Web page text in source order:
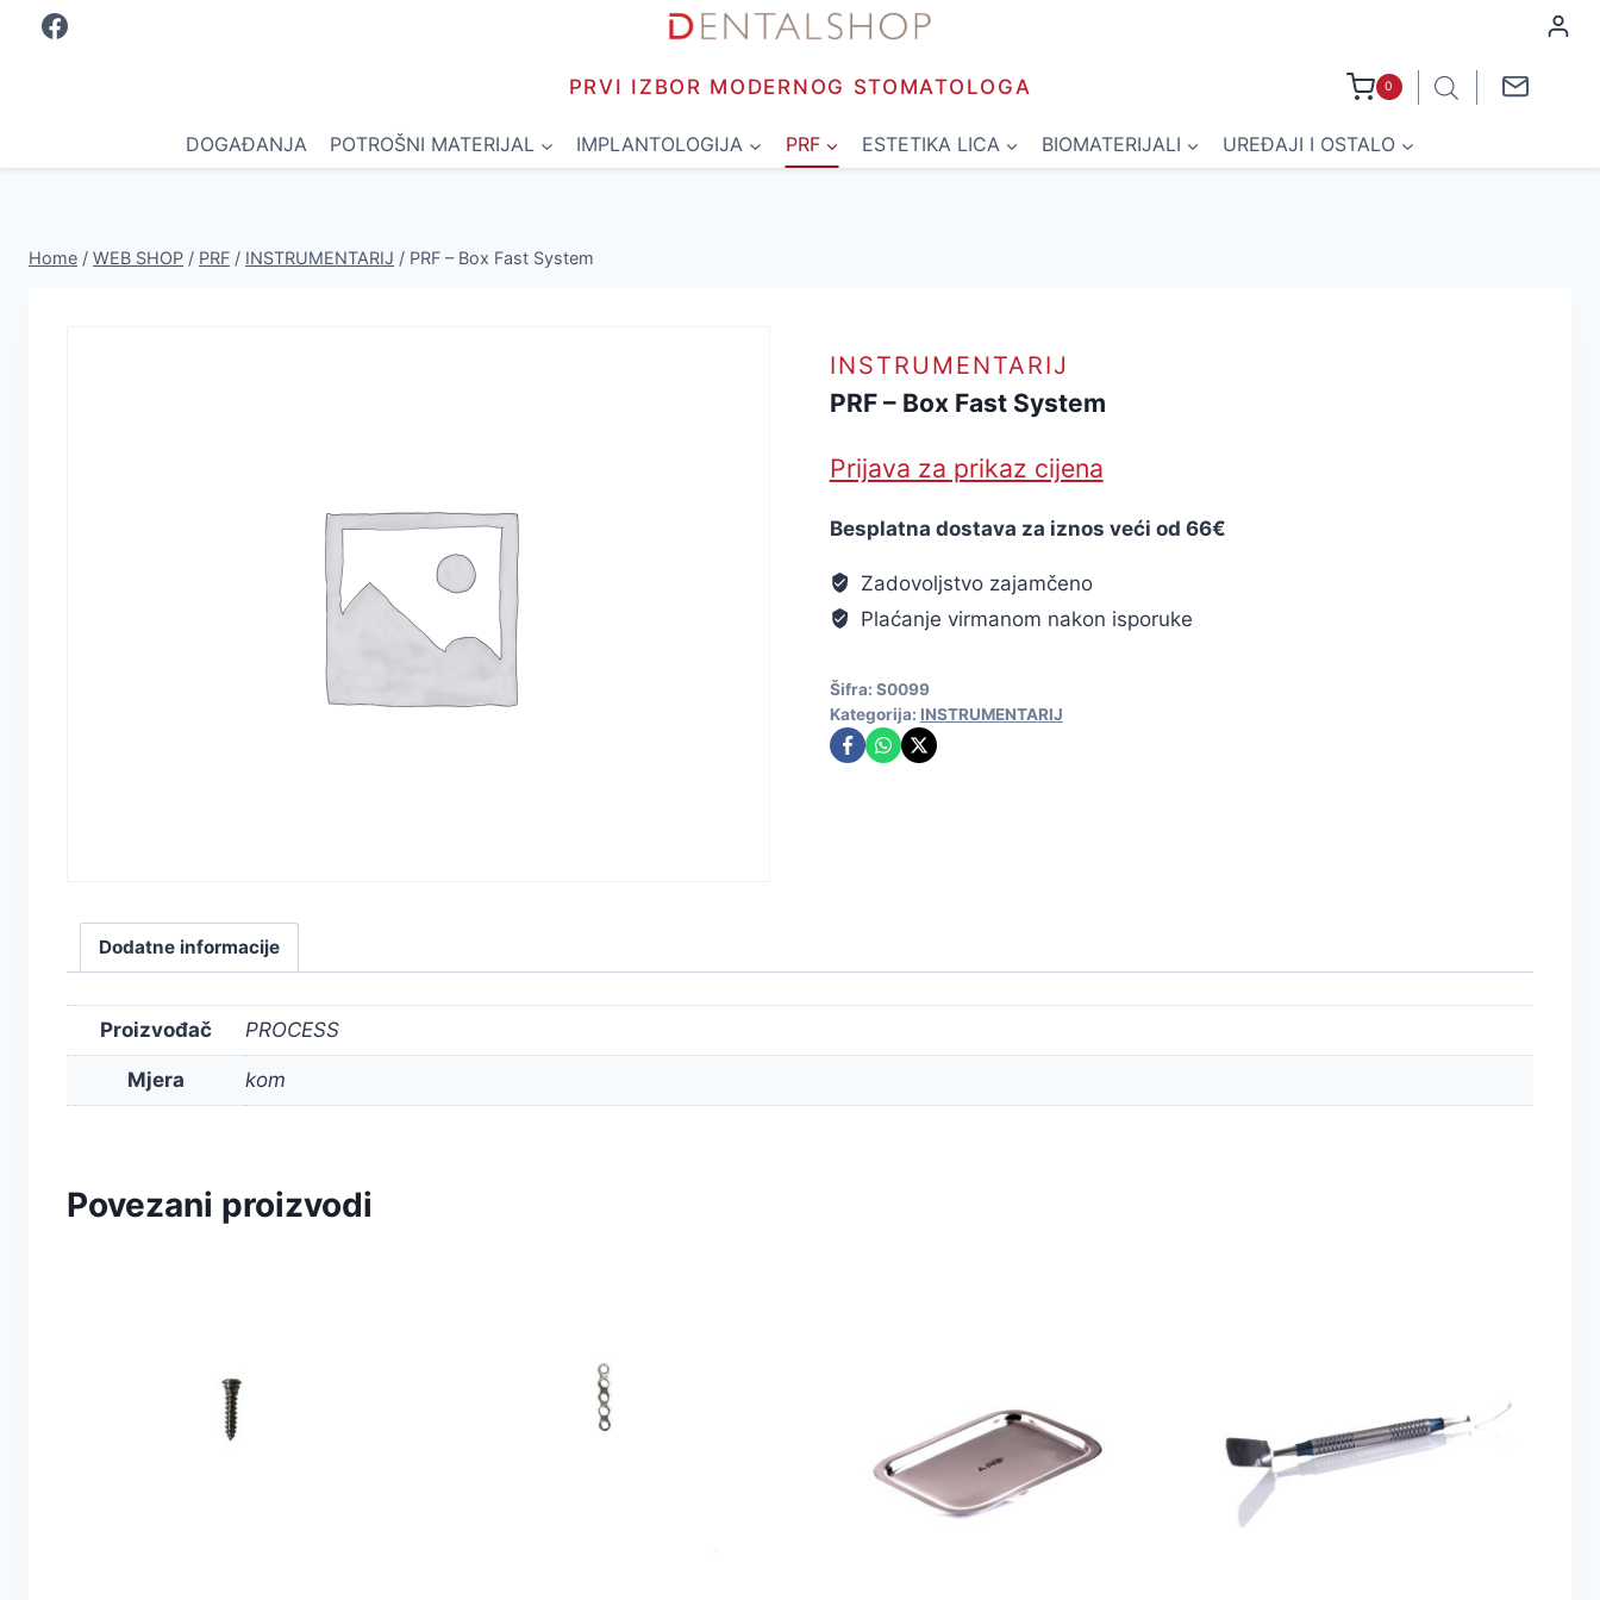
PRVI IZBOR MODERNOG STOMATOLOGA 0
DOGAĐANJA POTROŠNI MATERIJAL IMPLANTOLOGIJA PRF ESTETIKA LICA BIOMATERIJALI UREĐAJI I OSTALO
Home / WEB SHOP / PRF / INSTRUMENTARIJ / PRF – Box Fast System
INSTRUMENTARIJ
PRF – Box Fast System
Prijava za prikaz cijena
Besplatna dostava za iznos veći od 66€
Zadovoljstvo zajamčeno
Plaćanje virmanom nakon isporuke
Šifra: S0099
Kategorija: INSTRUMENTARIJ
Dodatne informacije
Proizvođač PROCESS
Mjera kom
Povezani proizvodi